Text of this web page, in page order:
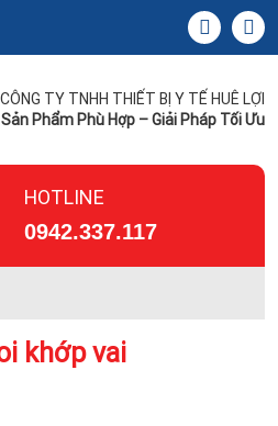
CÔNG TY TNHH THIẾT BỊ Y TẾ HUÊ LỢI
Sản Phẩm Phù Hợp – Giải Pháp Tối Ưu
HOTLINE
0942.337.117
khớp vai